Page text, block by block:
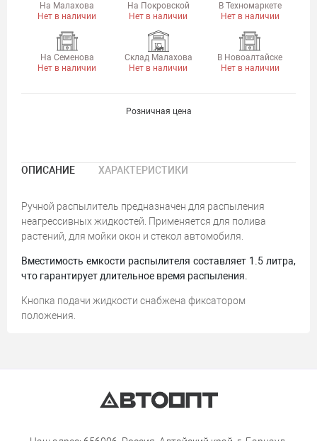
На Малахова
Нет в наличии
На Покровской
Нет в наличии
В Техномаркете
Нет в наличии
На Семенова
Нет в наличии
Склад Малахова
Нет в наличии
В Новоалтайске
Нет в наличии
Розничная цена
ОПИСАНИЕ ХАРАКТЕРИСТИКИ
Ручной распылитель предназначен для распыления
неагрессивных жидкостей. Применяется для полива
растений, для мойки окон и стекол автомобиля.
Вместимость емкости распылителя составляет 1.5 литра,
что гарантирует длительное время распыления.
Кнопка подачи жидкости снабжена фиксатором
положения.